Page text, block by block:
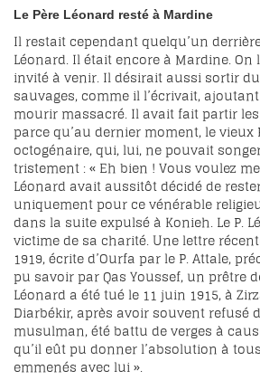
Le Père Léonard resté à Mardine
Il restait cependant quelqu’un
Léonard. Il était encore à Mardine. On
invité à venir. Il désirait aussi sortir
sauvages, comme il l’écrivait,
mourir massacré. Il avait fait partir
parce qu’au dernier moment, le vieux
octogénaire, qui, lui, ne pouvait
tristement : « Eh bien ! Vous voulez
Léonard avait aussitôt décidé de
uniquement pour ce vénérable
dans la suite expulsé à Konieh. Le P.
victime de sa charité. Une lettre
1919, écrite d’Ourfa par le P. Attale,
pu savoir par Qas Youssef, un prêtre
Léonard a été tué le 11 juin 1915, à
Diarbékir, après avoir souvent refusé
musulman, été battu de verges à
qu’il eût pu donner l’absolution à
emmenés avec lui ».